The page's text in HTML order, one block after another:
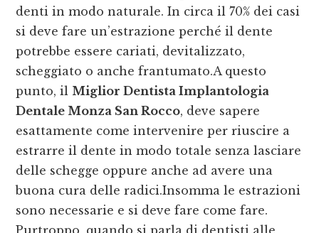
denti in modo naturale. In circa il 70% dei casi
si deve fare un’estrazione perché il dente
potrebbe essere cariati, devitalizzato,
scheggiato o anche frantumato.A questo
punto, il Miglior Dentista Implantologia
Dentale Monza San Rocco, deve sapere
esattamente come intervenire per riuscire a
estrarre il dente in modo totale senza lasciare
delle schegge oppure anche ad avere una
buona cura delle radici.Insomma le estrazioni
sono necessarie e si deve fare come fare.